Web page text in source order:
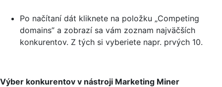
Po načítaní dát kliknete na položku „Competing
domains” a zobrazí sa vám zoznam najväčších
konkurentov. Z tých si vyberiete napr. prvých 10.
Výber konkurentov v nástroji Marketing Miner